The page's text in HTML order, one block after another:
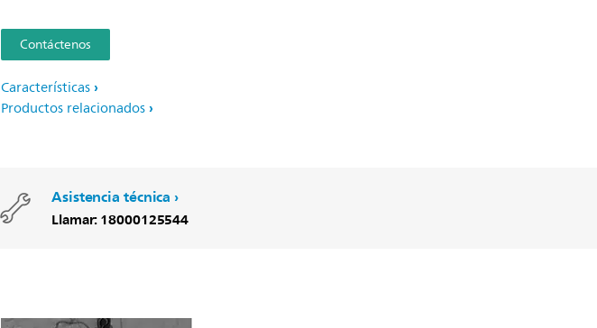
Contáctenos
Características
Productos relacionados
Asistencia técnica
Llamar: 18000125544